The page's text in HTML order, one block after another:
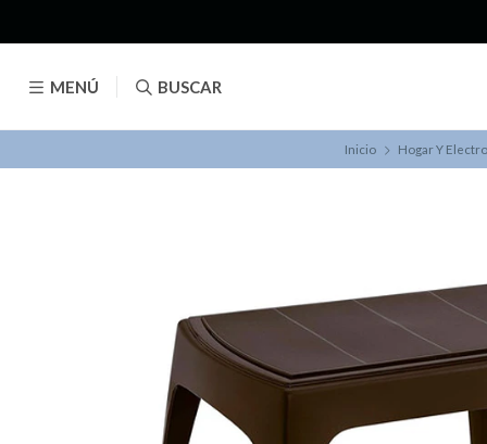
MENÚ BUSCAR
Inicio Hogar Y